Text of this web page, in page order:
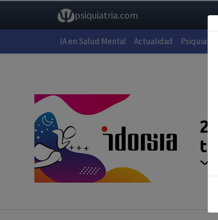
psiquiatria.com
IA en Salud Mental Actualidad Psiquiatría